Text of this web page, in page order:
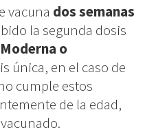
vacuna dos semanas
la segunda dosis
o
única, en el caso de
cumple estos
de la edad,